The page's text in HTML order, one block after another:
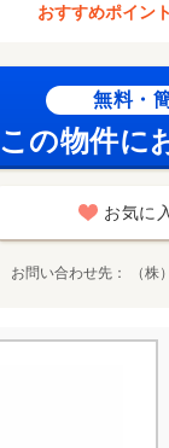
おすすめポイント
無料・
この物件に
お気に
お問い合わせ先 （